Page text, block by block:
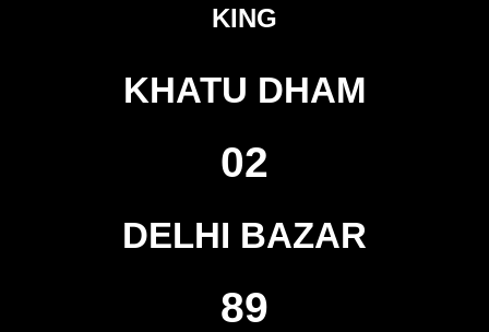
KING
KHATU DHAM
02
DELHI BAZAR
89